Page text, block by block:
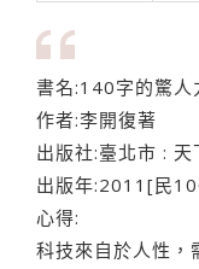
書名:140字的驚人
作者:李開復著
出版社:臺北市 :
出版年:2011[民
心得:
科技來自於人性，